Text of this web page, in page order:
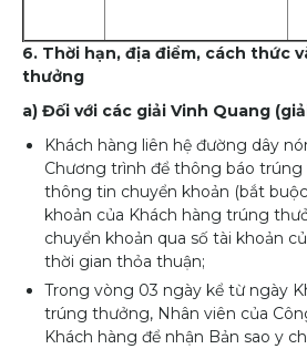
6. Thời hạn, địa điểm, cách thức
thưởng
a) Đối với các giải Vinh Quang
Khách hàng liên hệ đường dây
Chương trình để thông báo
thông tin chuyển khoản (bắt
khoản của Khách hàng trúng
chuyển khoản qua số tài khoản
thời gian thỏa thuận;
Trong vòng 03 ngày kể từ ngày
trúng thưởng, Nhân viên của
Khách hàng để nhận Bản sao y